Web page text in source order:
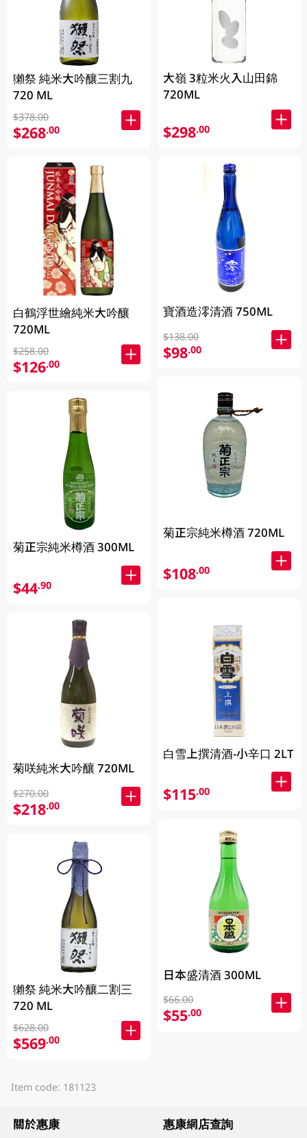
獺祭 純米大吟釀三割九
720 ML
$378.00
$268.00
白鶴浮世繪純米大吟釀
720ML
$258.00
$126.00
菊正宗純米樽酒 300ML
$44.90
菊咲純米大吟釀 720ML
$270.00
$218.00
獺祭 純米大吟釀二割三
720 ML
$628.00
$569.00
大嶺 3粒米火入山田錦
720ML
$298.00
寶酒造澪清酒 750ML
$138.00
$98.00
菊正宗純米樽酒 720ML
$108.00
白雪上撰清酒-小辛口 2LT
$115.00
日本盛清酒 300ML
$66.00
$55.00
Item code: 181123
關於惠康 惠康網店查詢